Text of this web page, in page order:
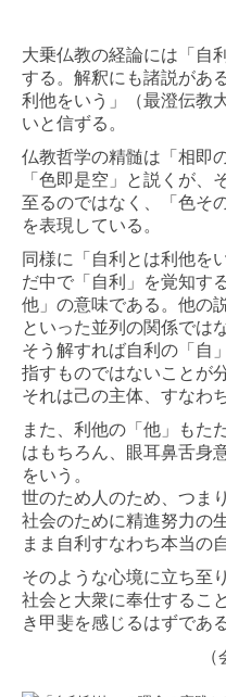
大乗仏教の経論には「自
する。解釈にも諸説があ
利他をいう」（最澄伝教
いと信ずる。
仏教哲学の精髄は「相即
「色即是空」と説くが、
至るのではなく、「色そ
を表現している。
同様に「自利とは利他を
だ中で「自利」を覚知す
他」の意味である。他の
といった並列の関係では
そう解すれば自利の「自
指すものではないことが
それは己の主体、すなわ
また、利他の「他」もた
はもちろん、眼耳鼻舌身
をいう。
世のため人のため、つま
社会のために精進努力の
まま自利すなわち本当の
そのような心境に立ち至
社会と大衆に奉仕するこ
き甲斐を感じるはずである